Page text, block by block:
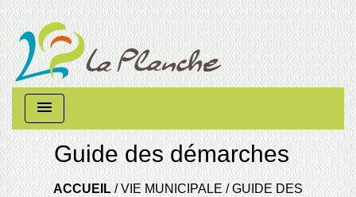
menu
Guide des démarches
ACCUEIL/VIE MUNICIPALE/GUIDE DES